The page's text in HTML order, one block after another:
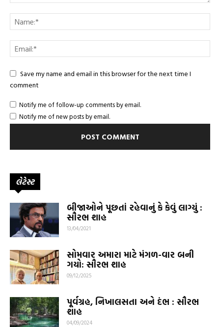
Save my name and email in this browser for the next time I
comment
Notify me of follow-up comments by email.
Notify me of new posts by email.
લેટેસ્ટ
બીજાઓને પૂછતાં રહેવાનું કે કેવું લાગ્યું :
સૌરભ શાહ
13/04/2021
સોમવાર અમારા માટે મંગળ-વાર બની
ગયો: સૌરભ શાહ
09/12/2025
પૂર્વગ્રહ, નિખાલસતા અને દંભ : સૌરભ
શાહ
04/09/2024